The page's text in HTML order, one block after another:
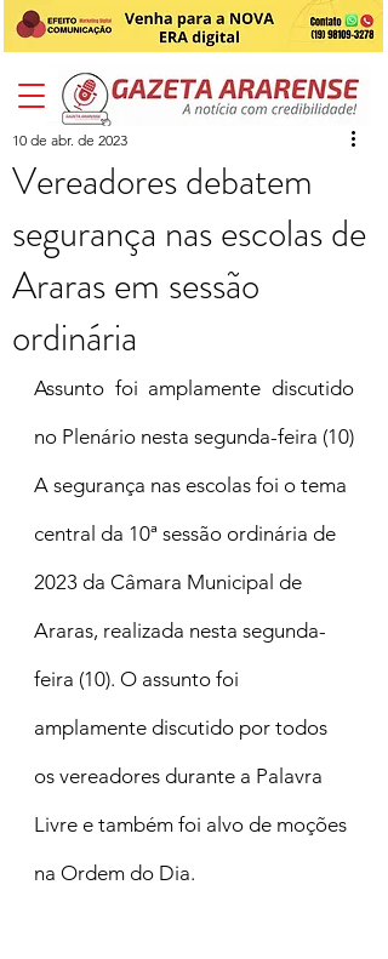
Vereadores debatem
segurança nas escolas de
Araras em sessão
ordinária
10 de abr. de 2023
Assunto foi amplamente discutido
no Plenário nesta segunda-feira (10)
A segurança nas escolas foi o tema
central da 10ª sessão ordinária de
2023 da Câmara Municipal de
Araras, realizada nesta segunda-
feira (10). O assunto foi
amplamente discutido por todos
os vereadores durante a Palavra
Livre e também foi alvo de moções
na Ordem do Dia.